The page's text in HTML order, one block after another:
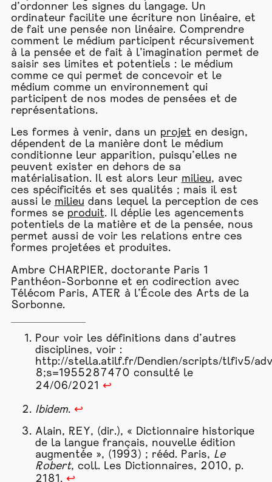
d’ordonner les signes du langage. Un
ordinateur facilite une écriture non linéaire, et
de fait une pensée non linéaire. Comprendre
comment le médium participent récursivement
à la pensée et de fait à l’imagination permet de
saisir ses limites et potentiels : le médium
comme ce qui permet de concevoir et le
médium comme un environnement qui
participent de nos modes de pensées et de
représentations.
Les formes à venir, dans un projet en design,
dépendent de la manière dont le médium
conditionne leur apparition, puisqu’elles ne
peuvent exister en dehors de sa
matérialisation. Il est alors leur milieu, avec
ces spécificités et ses qualités ; mais il est
aussi le milieu dans lequel la perception de ces
formes se produit. Il déplie les agencements
potentiels de la matière et de la pensée, nous
permet aussi de voir les relations entre ces
formes projetées et produites.
Ambre CHARPIER, doctorante Paris 1
Panthéon-Sorbonne et en codirection avec
Télécom Paris, ATER à l’École des Arts de la
Sorbonne.
Pour voir les définitions dans d’autres
disciplines, voir :
http://stella.atilf.fr/Dendien/scripts/tlfiv5/
8;s=1955287470 consulté le
24/06/2021 ↩
Ibidem. ↩
Alain, REY, (dir.), « Dictionnaire historique
de la langue français, nouvelle édition
augmentée », (1993) ; rééd. Paris, Le
Robert, coll. Les Dictionnaires, 2010, p.
2181. ↩